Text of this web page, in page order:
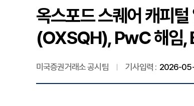
옥스포드 스퀘어 캐
(OXSQH), PwC 해임,
미국증권거래소 공시팀 기사입력 : 2026-